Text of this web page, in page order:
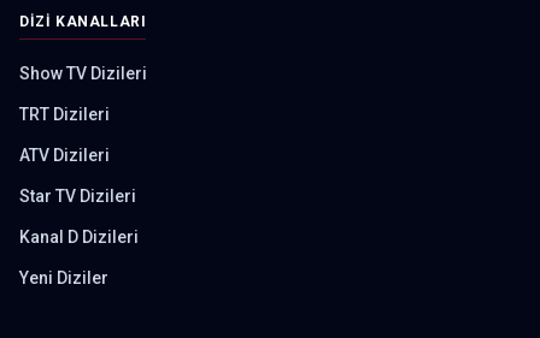
DIZI KANALLARI
Show TV Dizileri
TRT Dizileri
ATV Dizileri
Star TV Dizileri
Kanal D Dizileri
Yeni Diziler